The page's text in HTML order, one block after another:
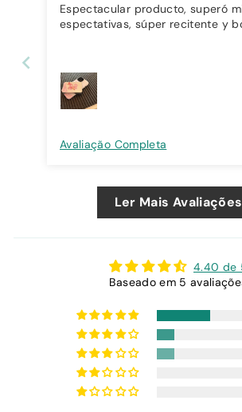
Espectacular producto, superó
espectativas, súper recitente y
Avaliação Completa
Ler Mais Avaliações
4.40 de
Baseado em 5